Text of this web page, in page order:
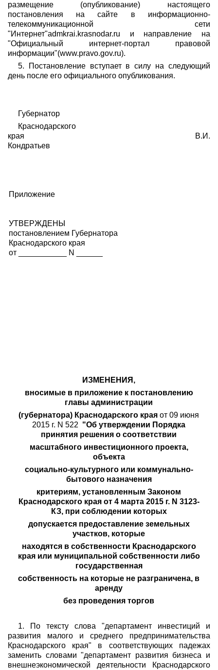
размещение (опубликование) настоящего
постановления на сайте в информационно-
телекоммуникационной сети
"Интернет"admkrai.krasnodar.ru и направление на
"Официальный интернет-портал правовой
информации"(www.pravo.gov.ru).
5. Постановление вступает в силу на следующий
день после его официального опубликования.
Губернатор
Краснодарского
края В.И.
Кондратьев
Приложение
УТВЕРЖДЕНЫ
постановлением Губернатора
Краснодарского края
от ___________ N ______
ИЗМЕНЕНИЯ,
вносимые в приложение к постановлению
главы администрации
(губернатора) Краснодарского краяот 09 июня
2015 г. N 522 "Об утверждении Порядка
принятия решения о соответствии
масштабного инвестиционного проекта,
объекта
социально-культурного или коммунально-
бытового назначения
критериям, установленным Законом
Краснодарского края от 4 марта 2015 г. N 3123-
КЗ, при соблюдении которых
допускается предоставление земельных
участков, которые
находятся в собственности Краснодарского
края или муниципальной собственности либо
государственная
собственность на которые не разграничена, в
аренду
без проведения торгов
1. По тексту слова "департамент инвестиций и
развития малого и среднего предпринимательства
Краснодарского края" в соответствующих падежах
заменить словами "департамент развития бизнеса и
внешнеэкономической деятельности Краснодарского